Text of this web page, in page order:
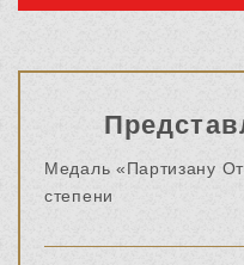
Медаль «Партизану
степени